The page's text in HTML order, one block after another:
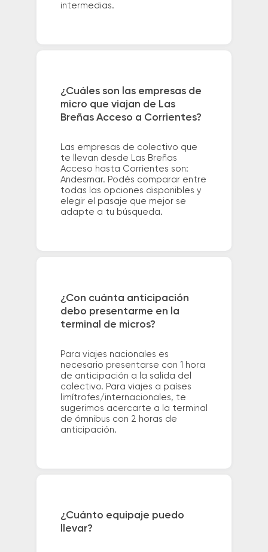
intermedias.
¿Cuáles son las empresas de
micro que viajan de Las
Breñas Acceso a Corrientes?
Las empresas de colectivo que
te llevan desde Las Breñas
Acceso hasta Corrientes son:
Andesmar. Podés comparar entre
todas las opciones disponibles y
elegir el pasaje que mejor se
adapte a tu búsqueda.
¿Con cuánta anticipación
debo presentarme en la
terminal de micros?
Para viajes nacionales es
necesario presentarse con 1 hora
de anticipación a la salida del
colectivo. Para viajes a países
limítrofes/internacionales, te
sugerimos acercarte a la terminal
de ómnibus con 2 horas de
anticipación.
¿Cuánto equipaje puedo
llevar?